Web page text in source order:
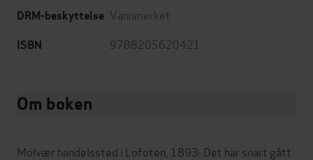
DRM-beskyttelse Vannmerket
ISBN 9788205620421
Om boken
Molvær handelssted i Lofoten, 1893: Det har snart gått